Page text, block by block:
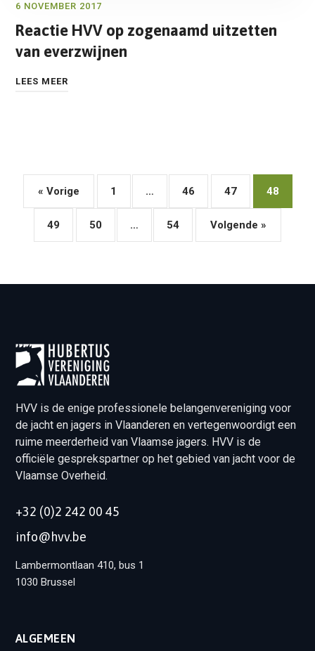
6 NOVEMBER 2017
Reactie HVV op zogenaamd uitzetten
van everzwijnen
LEES MEER
« Vorige 1 … 46 47 48
49 50 … 54 Volgende »
HVV is de enige professionele belangenvereniging voor
de jacht en jagers in Vlaanderen en vertegenwoordigt een
ruime meerderheid van Vlaamse jagers. HVV is de
officiële gesprekspartner op het gebied van jacht voor de
Vlaamse Overheid.
+32 (0)2 242 00 45
info@hvv.be
Lambermontlaan 410, bus 1
1030 Brussel
ALGEMEEN